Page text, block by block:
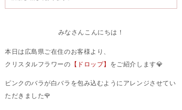
みなさんこんにちは！
本日は広島県ご在住のお客様より、
クリスタルフラワーの 【ドロップ】 をご紹介します💎
ピンクのバラが白バラを包み込むようにアレンジさせてい
ただきました🌹